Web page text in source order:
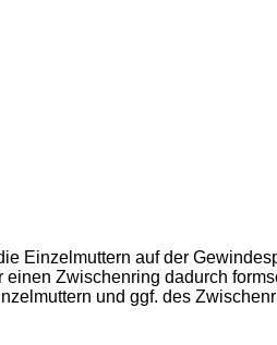
Einzelmuttern auf der
Zwischenring dadurch
und ggf. des